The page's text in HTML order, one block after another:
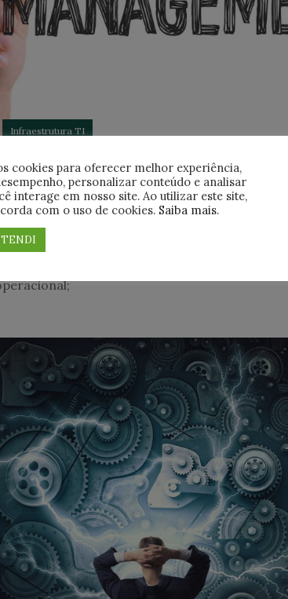
Infraestrutura TI
completo: Como instalar e
o OCS Inventory
OCS Inventory é um software de gerência para
de dispositivos em rede, com ele é
registrar todas as características de um
cookies para oferecer melhor experiência,
personalizar conteúdo e analisar
interage em nosso site. Ao utilizar este site,
com o uso de cookies. Saiba mais.